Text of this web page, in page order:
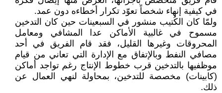
في كيفية إنهاء شخصاً تعوّد تكرار أخطاءه دون عمد.
ولمّا كان الكُتيب منشور في السبعينات حين كان التدخين
مسموح في غالبية الأماكن عدا المشافي ومعامل
المحروقات وغيرها القليل، فقد قام الفريق في أحد
مصافي النفط وبالإتفاق مع الإدارة التي تعاني من قيام
موظفيها بالتدخين قرب خطوط الإنتاج رغم تواجد أماكن
(كابينات) مخصصة للتدخين، بمحاولة لنهي العمال عن
ذلك.